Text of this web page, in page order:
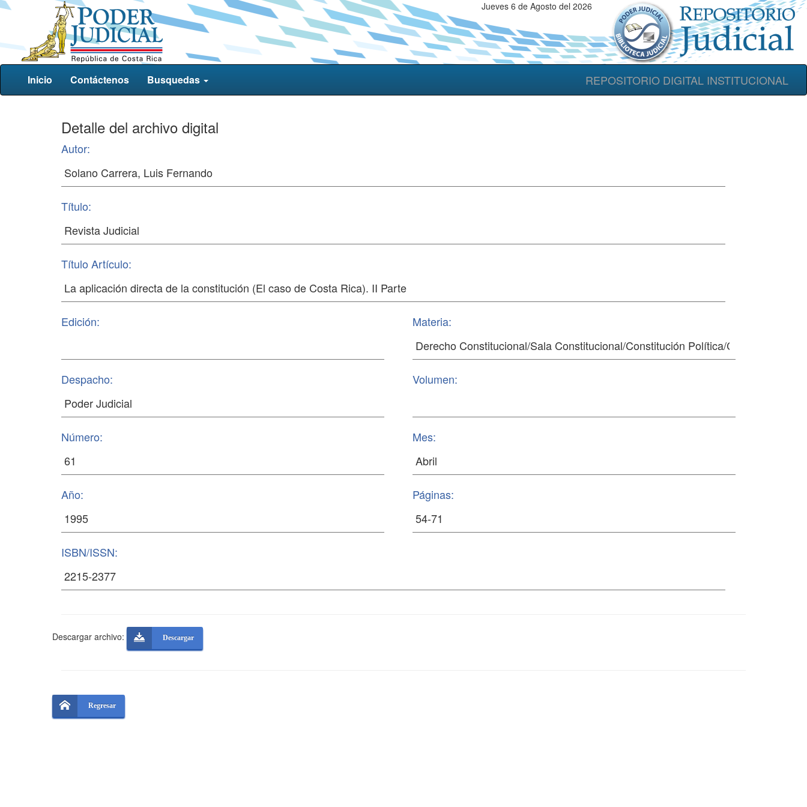
Jueves 6 de Agosto del 2026
REPOSITORIO DIGITAL INSTITUCIONAL
Inicio Contáctenos Busquedas
Detalle del archivo digital
Autor:
Título:
Título Artículo:
Edición: Materia:
Despacho: Volumen:
Número: Mes:
Año: Páginas:
ISBN/ISSN:
Descargar archivo: Descargar
Regresar